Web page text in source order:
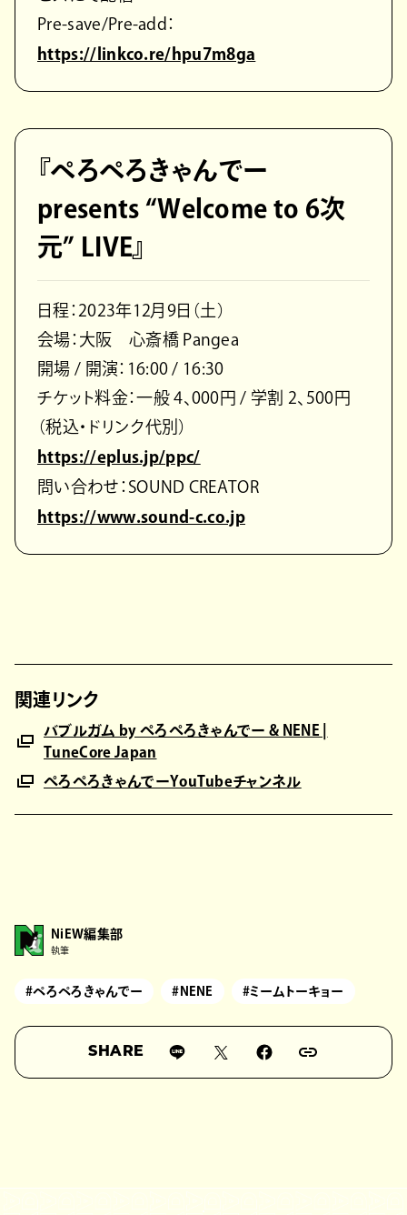
Pre-save/Pre-add：
https://linkco.re/hpu7m8ga
『ぺろぺろきゃんでー
presents “Welcome to 6次
元” LIVE』
日程：2023年12月9日（土）
会場：大阪 心斎橋 Pangea
開場 / 開演：16:00 / 16:30
チケット料金：一般 4、000円 / 学割 2、500円
（税込・ドリンク代別）
https://eplus.jp/ppc/
問い合わせ：SOUND CREATOR
https://www.sound-c.co.jp
関連リンク
バブルガム by ぺろぺろきゃんでー & NENE |
TuneCore Japan
ぺろぺろきゃんでーYouTubeチャンネル
NiEW編集部
執筆
#ぺろぺろきゃんでー #NENE #ミームトーキョー
SHARE